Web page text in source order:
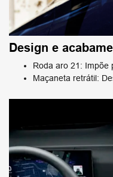
Design e
Roda aro 21: Impõe
Maçaneta retrátil: